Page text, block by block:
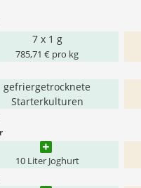
7 x 1 g
785,71 € pro kg
gefriergetrocknete
Starterkulturen
10 Liter Joghurt